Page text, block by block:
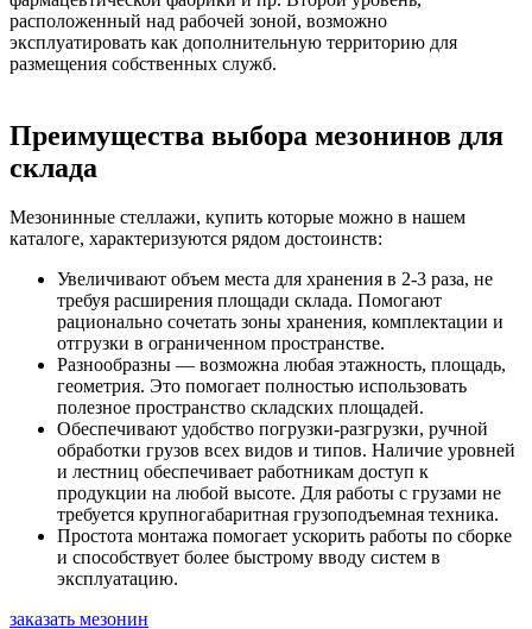
расположенный над рабочей зоной, возможно
эксплуатировать как дополнительную территорию для
размещения собственных служб.
Преимущества выбора мезонинов для
склада
Мезонинные стеллажи, купить которые можно в нашем
каталоге, характеризуются рядом достоинств:
Увеличивают объем места для хранения в 2-3 раза, не
требуя расширения площади склада. Помогают
рационально сочетать зоны хранения, комплектации и
отгрузки в ограниченном пространстве.
Разнообразны — возможна любая этажность, площадь,
геометрия. Это помогает полностью использовать
полезное пространство складских площадей.
Обеспечивают удобство погрузки-разгрузки, ручной
обработки грузов всех видов и типов. Наличие уровней
и лестниц обеспечивает работникам доступ к
продукции на любой высоте. Для работы с грузами не
требуется крупногабаритная грузоподъемная техника.
Простота монтажа помогает ускорить работы по сборке
и способствует более быстрому вводу систем в
эксплуатацию.
заказать мезонин